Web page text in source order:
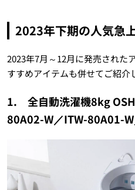
2023年下期の人気急
2023年7月～12月に発売された
すすめアイテムも併せてご紹介
1. 全自動洗濯機8kg
80A02-W／ITW-80A01-W